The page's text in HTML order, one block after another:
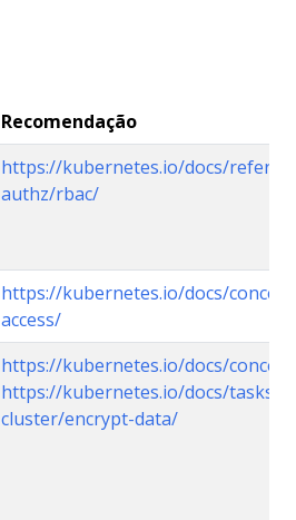
Recomendação
https://kubernetes.io/docs/
authz/rbac/
https://kubernetes.io/docs/
access/
https://kubernetes.io/docs/
https://kubernetes.io/docs/tasks/
cluster/encrypt-data/